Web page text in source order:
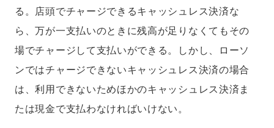
る。店頭でチャージできるキャッシュレス決済な
ら、万が一支払いのときに残高が足りなくてもその
場でチャージして支払いができる。しかし、ローソ
ンではチャージできないキャッシュレス決済の場合
は、利用できないためほかのキャッシュレス決済ま
たは現金で支払わなければいけない。